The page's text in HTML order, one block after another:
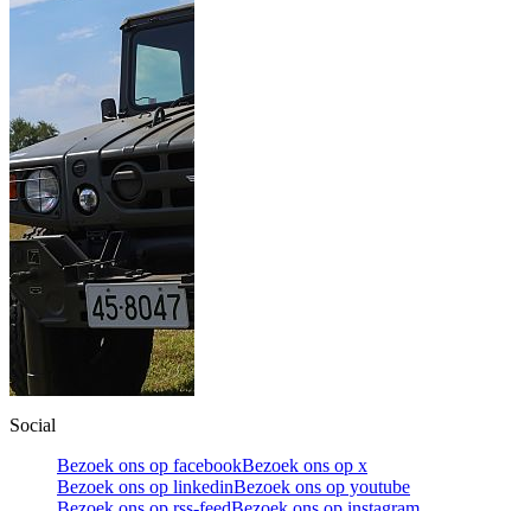
Social
Bezoek ons op facebookBezoek ons op x
Bezoek ons op linkedinBezoek ons op youtube